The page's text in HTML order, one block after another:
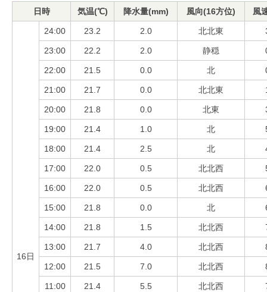
日時 気温(℃) 降水量(mm) 風向(16方位) 風
16日
24:00 23.2 2.0 北北東
23:00 22.2 2.0 静穏
22:00 21.5 0.0 北
21:00 21.7 0.0 北北東
20:00 21.8 0.0 北東
19:00 21.4 1.0 北
18:00 21.4 2.5 北
17:00 22.0 0.5 北北西
16:00 22.0 0.5 北北西
15:00 21.8 0.0 北
14:00 21.8 1.5 北北西
13:00 21.7 4.0 北北西
12:00 21.5 7.0 北北西
11:00 21.4 5.5 北北西